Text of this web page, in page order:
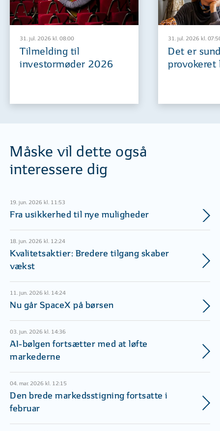
31. jul. 2026 kl. 08:00
Tilmelding til
investormøder 2026
31. jul. 2026 kl.
Det er
provokeret
Måske vil dette også
interessere dig
19. jun. 2026 kl. 11:53
Fra usikkerhed til nye muligheder
18. jun. 2026 kl. 12:24
Kvalitetsaktier: Bredere tilgang skaber
vækst
11. jun. 2026 kl. 14:24
Nu går SpaceX på børsen
03. jun. 2026 kl. 14:36
AI-bølgen fortsætter med at løfte
markederne
04. mar. 2026 kl. 12:15
Den brede markedsstigning fortsatte i
februar